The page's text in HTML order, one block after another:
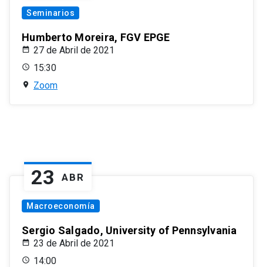
Seminarios
Humberto Moreira, FGV EPGE
27 de Abril de 2021
15:30
Zoom
23 ABR
Macroeconomía
Sergio Salgado, University of Pennsylvania
23 de Abril de 2021
14:00